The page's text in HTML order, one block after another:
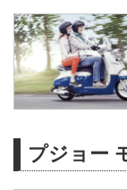
プジョー